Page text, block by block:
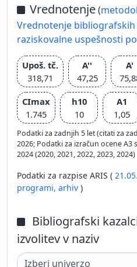
Vrednotenje(
Vrednotenje bibliografskih
raziskovalne uspešnosti
Upoš. tč.
318,71
A''
47,25
A'
CImax
1.745
h10
10
A1
1,05
Podatki za zadnjih 5 let (citati za
2026; Podatki za izračun ocene
2024 (2020, 2021, 2022, 2023, 2024)
Podatki za razpise ARIS (
programi, arhiv )
Bibliografski
izvolitev v naziv